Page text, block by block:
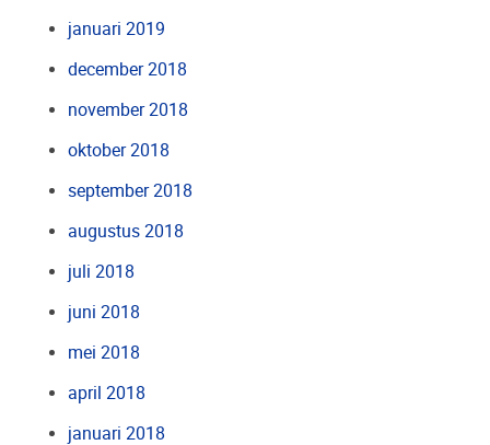
januari 2019
december 2018
november 2018
oktober 2018
september 2018
augustus 2018
juli 2018
juni 2018
mei 2018
april 2018
januari 2018